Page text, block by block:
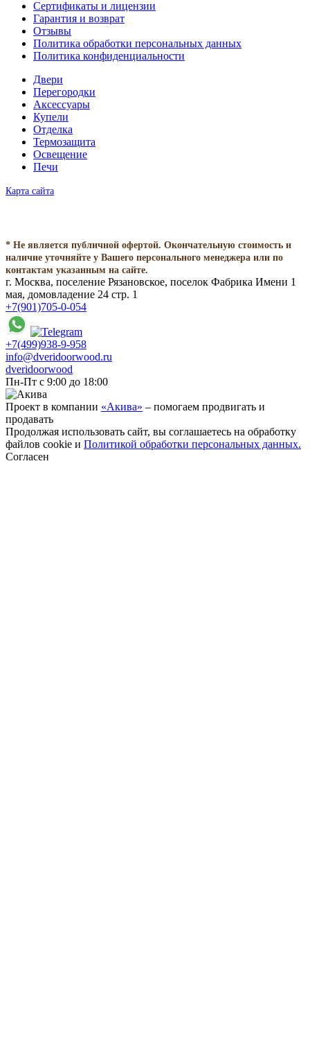
Сертификаты и лицензии
Гарантия и возврат
Отзывы
Политика обработки персональных данных
Политика конфиденциальности
Двери
Перегородки
Аксессуары
Купели
Отделка
Термозащита
Освещение
Печи
Карта сайта
* Не является публичной офертой. Окончательную стоимость и
наличие уточняйте у Вашего персонального менеджера или по
контактам указанным на сайте.
г. Москва, поселение Рязановское, поселок Фабрика Имени 1
мая, домовладение 24 стр. 1
+7(901)705-0-054
+7(499)938-9-958
info@dveridoorwood.ru
dveridoorwood
Пн-Пт с 9:00 до 18:00
Проект в компании «Акива» – помогаем продвигать и
продавать
Продолжая использовать сайт, вы соглашаетесь на обработку
файлов cookie и Политикой обработки персональных данных.
Согласен